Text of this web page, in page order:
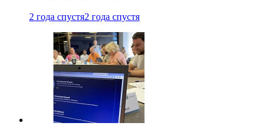
2 года спустя2 года спустя